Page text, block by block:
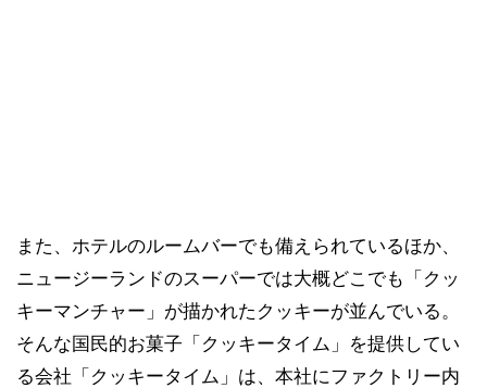
また、ホテルのルームバーでも備えられているほか、
ニュージーランドのスーパーでは大概どこでも「クッ
キーマンチャー」が描かれたクッキーが並んでいる。
そんな国民的お菓子「クッキータイム」を提供してい
る会社「クッキータイム」は、本社にファクトリー内